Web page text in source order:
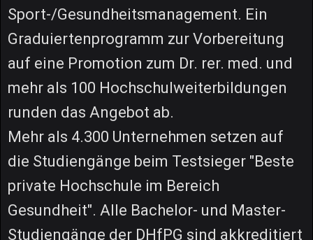
Sport-/Gesundheitsmanagement. Ein
Graduiertenprogramm zur Vorbereitung
auf eine Promotion zum Dr. rer. med. und
mehr als 100 Hochschulweiterbildungen
runden das Angebot ab.
Mehr als 4.300 Unternehmen setzen auf
die Studiengänge beim Testsieger "Beste
private Hochschule im Bereich
Gesundheit". Alle Bachelor- und Master-
Studiengänge der DHfPG sind akkreditiert